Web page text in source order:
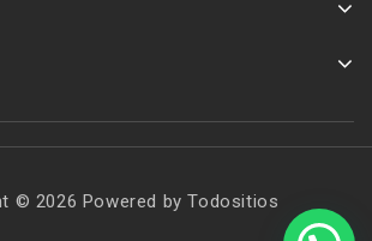
© 2026 Powered by Todositios